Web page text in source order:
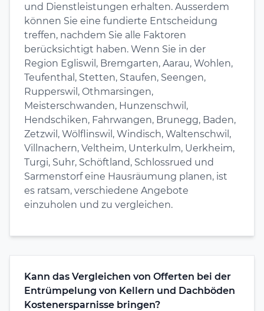
und Dienstleistungen erhalten. Ausserdem
können Sie eine fundierte Entscheidung
treffen, nachdem Sie alle Faktoren
berücksichtigt haben. Wenn Sie in der
Region Egliswil, Bremgarten, Aarau, Wohlen,
Teufenthal, Stetten, Staufen, Seengen,
Rupperswil, Othmarsingen,
Meisterschwanden, Hunzenschwil,
Hendschiken, Fahrwangen, Brunegg, Baden,
Zetzwil, Wölflinswil, Windisch, Waltenschwil,
Villnachern, Veltheim, Unterkulm, Uerkheim,
Turgi, Suhr, Schöftland, Schlossrued und
Sarmenstorf eine Hausräumung planen, ist
es ratsam, verschiedene Angebote
einzuholen und zu vergleichen.
Kann das Vergleichen von Offerten bei der
Entrümpelung von Kellern und Dachböden
Kostenersparnisse bringen?